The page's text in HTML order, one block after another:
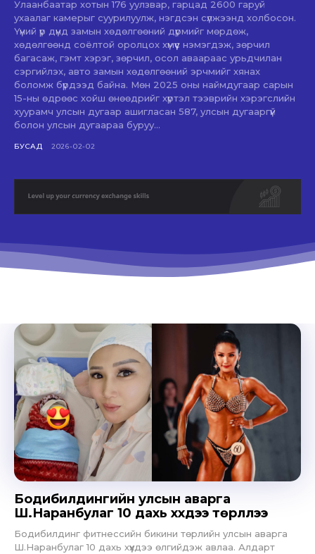
Улаанбаатар хотын 176 уулзвар, гарцад 2600 гаруй
ухаалаг камерыг суурилуулж, нэгдсэн сүлжээнд холбосон.
Үүний үр дүнд замын хөдөлгөөний дүрмийг мөрдөж,
хөдөлгөөнд соёлтой оролцох хүмүүс нэмэгдэж, зөрчил
багасаж, гэмт хэрэг, зөрчил, осол аваараас урьдчилан
сэргийлэх, авто замын хөдөлгөөний эрчмийг хянах
боломж бүрдээд байна. Мөн 2025 оны наймдугаар сарын
15-ны өдрөөс хойш өнөөдрийг хүртэл тээврийн хэрэгслийн
хуурамч улсын дугаар ашигласан 587, улсын дугааргүй
болон улсын дугаараа буруу...
БУСАД 2026-02-02
Бодибилдингийн улсын аварга
Ш.Наранбулаг 10 дахь хүүхдээ төрүүллээ
Бодибилдинг фитнессийн бикини төрлийн улсын аварга
Ш.Наранбулаг 10 дахь хүүхдээ өлгийдэж авлаа. Алдарт